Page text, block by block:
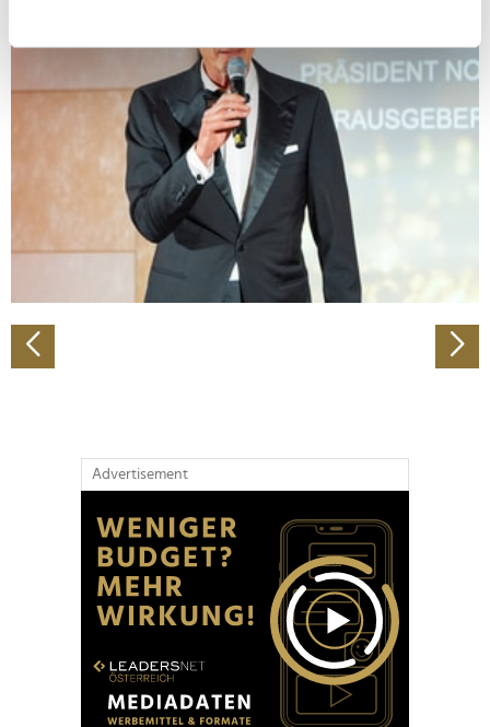
bestimmten Merkmalen (Fingerprinting) identifizieren
Erfahren Sie mehr darüber, wie Ihre persönlichen Daten
verarbeitet werden, und legen Sie Ihre Präferenzen im
Abschnitt Einzelheitenfest.
Wir verwenden Cookies, um Inhalte und Anzeigen zu
personalisieren, Funktionen für soziale Medien anbieten
zu können und die Zugriffe auf unsere Website zu
analysieren. Außerdem geben wir Informationen zu Ihrer
Verwendung unserer Website an unsere Partner für
soziale Medien, Werbung und Analysen weiter. Unsere
Partner führen diese Informationen möglicherweise mit
Advertisement